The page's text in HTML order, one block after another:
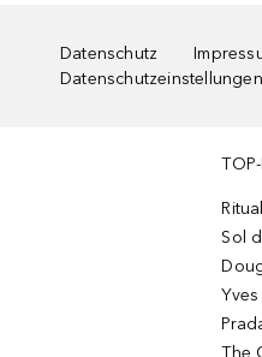
Datenschutz
Datenschutzeinstellungen
Sol
The